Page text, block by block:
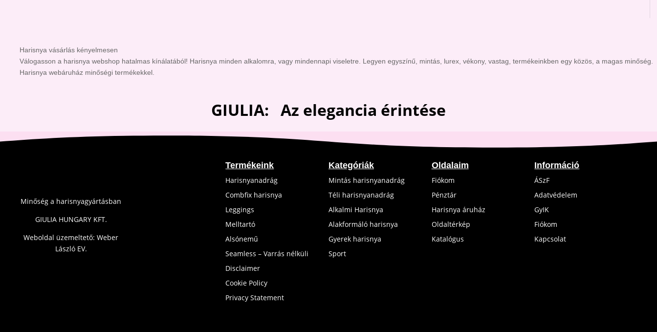
Harisnya vásárlás kényelmesen
Válogasson a harisnya webshop hatalmas kínálatából! Harisnya minden alkalomra, vagy mindennapi viseletre. Legyen egyszínű, mintás, lurex, vékony, vastag, termékeinkben egy közös, a magas minőség.
Harisnya webáruház minőségi termékekkel.
GIULIA: Az elegancia érintése
Minőség a harisnyagyártásban
GIULIA HUNGARY KFT.
Weboldal üzemeltető: Weber
László EV.
Termékeink
Harisnyanadrág
Combfix harisnya
Leggings
Melltartó
Alsónemű
Seamless – Varrás nélküli
Disclaimer
Cookie Policy
Privacy Statement
Kategóriák
Mintás harisnyanadrág
Téli harisnyanadrág
Alkalmi Harisnya
Alakformáló harisnya
Gyerek harisnya
Sport
Oldalaim
Fiókom
Pénztár
Harisnya áruház
Oldaltérkép
Katalógus
Információ
ÁSzF
Adatvédelem
GyIK
Fiókom
Kapcsolat